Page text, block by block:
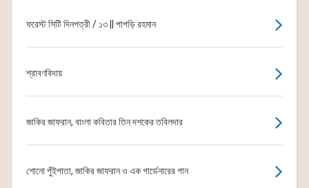
ফরেস্ট সিটি দিনপত্রী / ১৩ || পাপড়ি রহমান
শ্রাবণবিদায়
জাকির জাফরান, বাংলা কবিতার তিন দশকের তবিলদার
শোনো পুঁইপাতা, জাকির জাফরান ও এক গার্ডেনারের গান